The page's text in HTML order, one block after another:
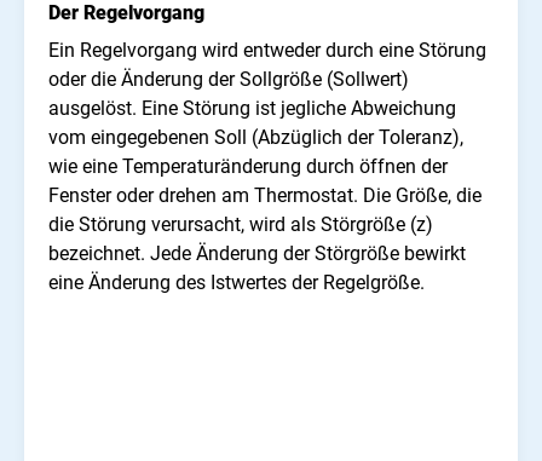
Der Regelvorgang
Ein Regelvorgang wird entweder durch eine Störung
oder die Änderung der Sollgröße (Sollwert)
ausgelöst. Eine Störung ist jegliche Abweichung
vom eingegebenen Soll (Abzüglich der Toleranz),
wie eine Temperaturänderung durch öffnen der
Fenster oder drehen am Thermostat. Die Größe, die
die Störung verursacht, wird als Störgröße (z)
bezeichnet. Jede Änderung der Störgröße bewirkt
eine Änderung des Istwertes der Regelgröße.